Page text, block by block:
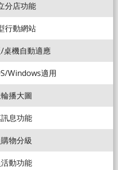
分店功能
行動網站
桌機自動適應
Windows適用
播大圖
息功能
物分級
動功能